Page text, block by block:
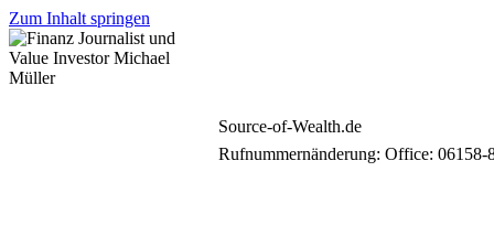
Zum Inhalt springen
Source-of-Wealth.de
Rufnummernänderung: Office: 06158-